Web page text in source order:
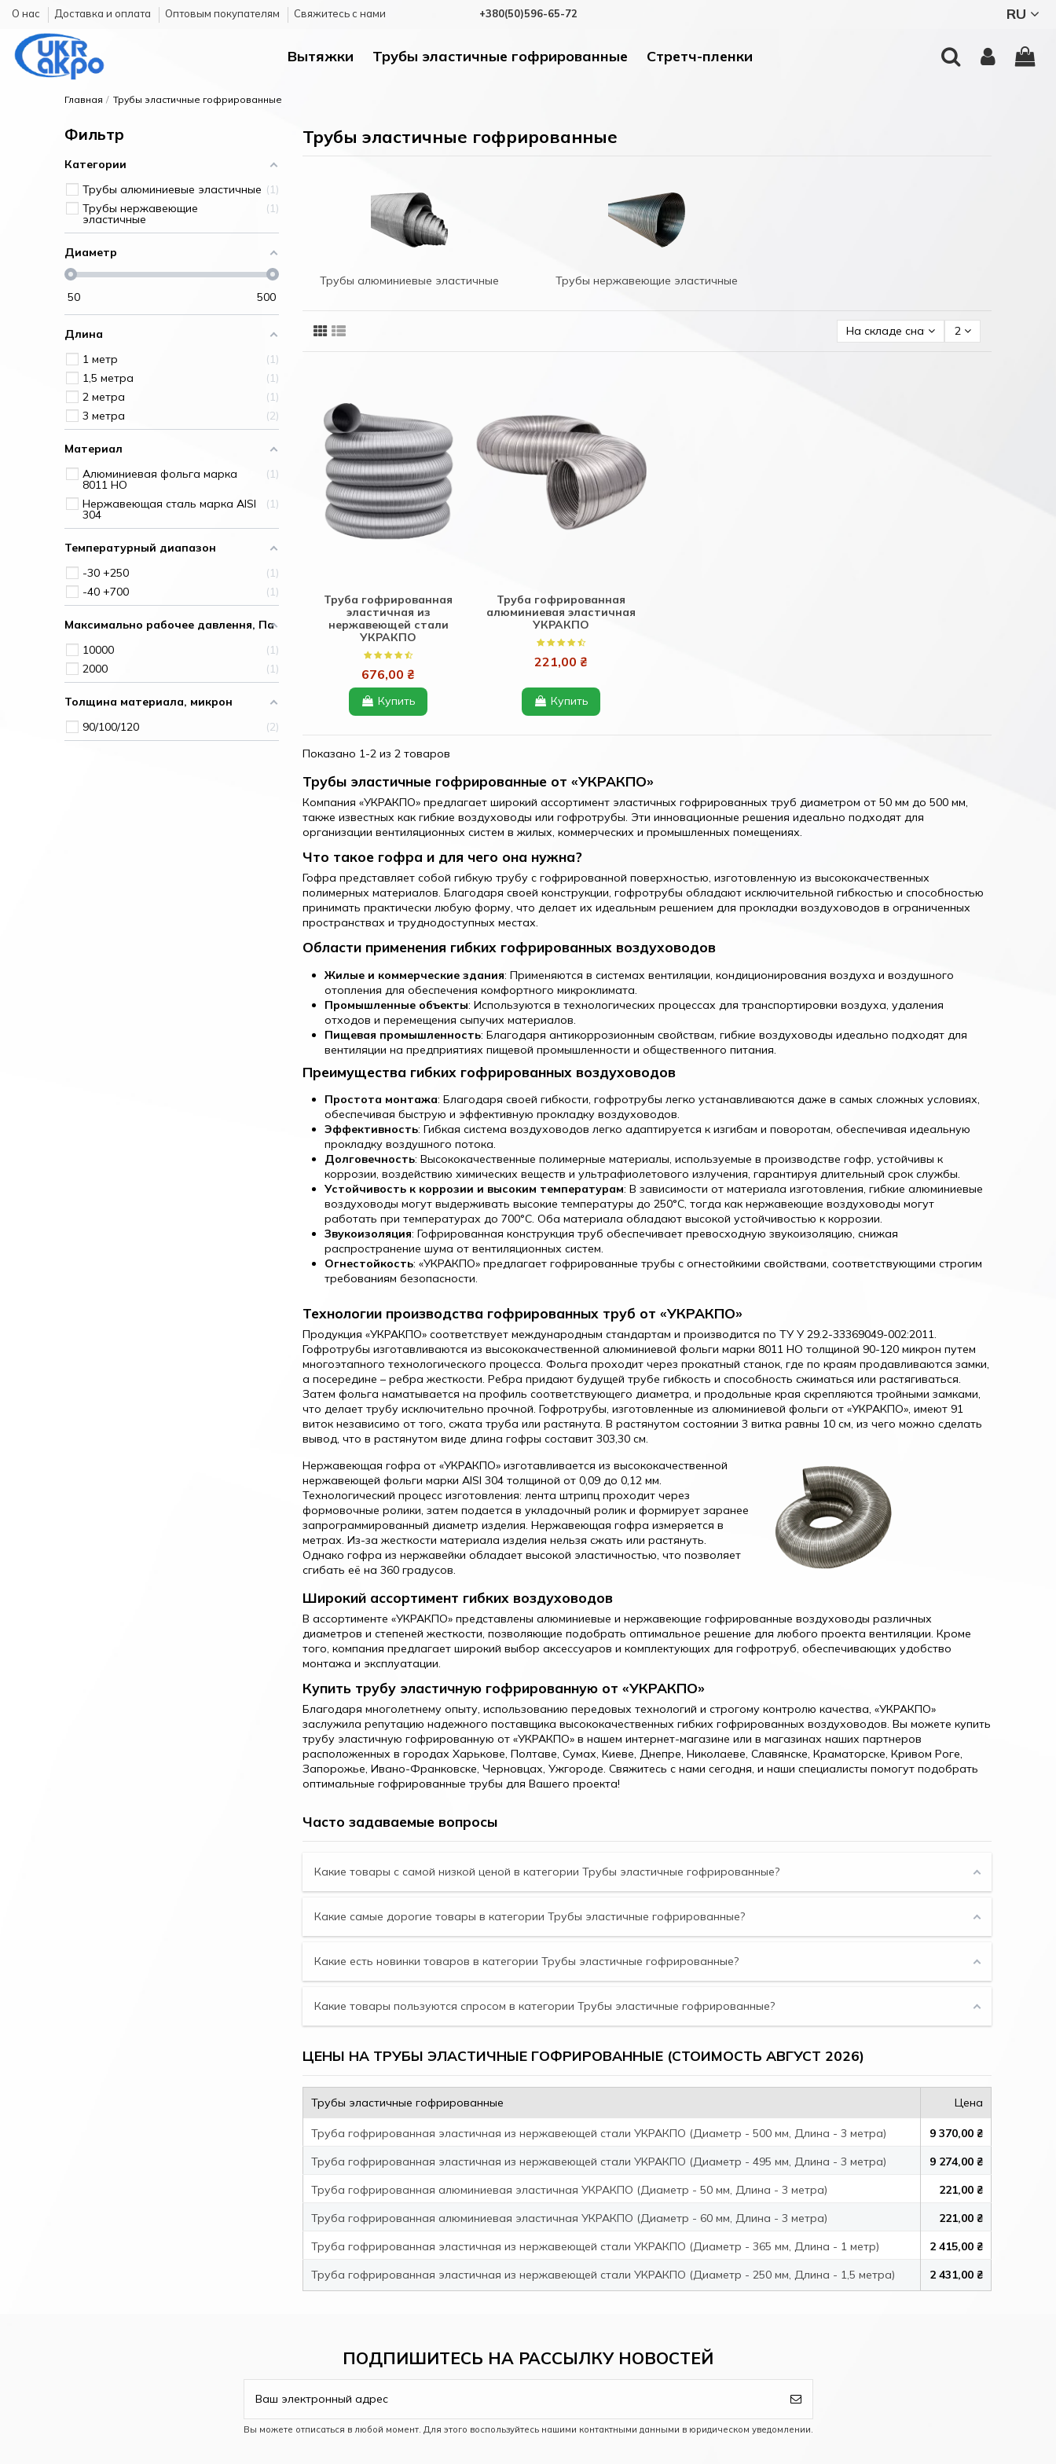
О нас Доставка и оплата Оптовым покупателям Cвяжитесь с нами +380(50)596-65-72 RU
Вытяжки Трубы эластичные гофрированные Стретч-пленки
Главная Трубы эластичные гофрированные
Трубы эластичные гофрированные
Трубы алюминиевые эластичные Трубы нержавеющие эластичные
На складе сначала 2
Труба гофрированная
эластичная из
нержавеющей стали
УКРАКПО
676,00 ₴
Купить
Труба гофрированная
алюминиевая эластичная
УКРАКПО
221,00 ₴
Купить
Показано 1-2 из 2 товаров
Трубы эластичные гофрированные от «УКРАКПО»
Компания «УКРАКПО» предлагает широкий ассортимент эластичных гофрированных труб диаметром от 50 мм до 500 мм,
также известных как гибкие воздуховоды или гофротрубы. Эти инновационные решения идеально подходят для
организации вентиляционных систем в жилых, коммерческих и промышленных помещениях.
Что такое гофра и для чего она нужна?
Гофра представляет собой гибкую трубу с гофрированной поверхностью, изготовленную из высококачественных
полимерных материалов. Благодаря своей конструкции, гофротрубы обладают исключительной гибкостью и способностью
принимать практически любую форму, что делает их идеальным решением для прокладки воздуховодов в ограниченных
пространствах и труднодоступных местах.
Области применения гибких гофрированных воздуховодов
Жилые и коммерческие здания: Применяются в системах вентиляции, кондиционирования воздуха и воздушного
отопления для обеспечения комфортного микроклимата.
Промышленные объекты: Используются в технологических процессах для транспортировки воздуха, удаления
отходов и перемещения сыпучих материалов.
Пищевая промышленность: Благодаря антикоррозионным свойствам, гибкие воздуховоды идеально подходят для
вентиляции на предприятиях пищевой промышленности и общественного питания.
Преимущества гибких гофрированных воздуховодов
Простота монтажа: Благодаря своей гибкости, гофротрубы легко устанавливаются даже в самых сложных условиях,
обеспечивая быструю и эффективную прокладку воздуховодов.
Эффективность: Гибкая система воздуховодов легко адаптируется к изгибам и поворотам, обеспечивая идеальную
прокладку воздушного потока.
Долговечность: Высококачественные полимерные материалы, используемые в производстве гофр, устойчивы к
коррозии, воздействию химических веществ и ультрафиолетового излучения, гарантируя длительный срок службы.
Устойчивость к коррозии и высоким температурам: В зависимости от материала изготовления, гибкие алюминиевые
воздуховоды могут выдерживать высокие температуры до 250°C, тогда как нержавеющие воздуховоды могут
работать при температурах до 700°C. Оба материала обладают высокой устойчивостью к коррозии.
Звукоизоляция: Гофрированная конструкция труб обеспечивает превосходную звукоизоляцию, снижая
распространение шума от вентиляционных систем.
Огнестойкость: «УКРАКПО» предлагает гофрированные трубы с огнестойкими свойствами, соответствующими строгим
требованиям безопасности.
Технологии производства гофрированных труб от «УКРАКПО»
Продукция «УКРАКПО» соответствует международным стандартам и производится по ТУ У 29.2-33369049-002:2011.
Гофротрубы изготавливаются из высококачественной алюминиевой фольги марки 8011 HO толщиной 90-120 микрон путем
многоэтапного технологического процесса. Фольга проходит через прокатный станок, где по краям продавливаются замки,
а посередине – ребра жесткости. Ребра придают будущей трубе гибкость и способность сжиматься или растягиваться.
Затем фольга наматывается на профиль соответствующего диаметра, и продольные края скрепляются тройными замками,
что делает трубу исключительно прочной. Гофротрубы, изготовленные из алюминиевой фольги от «УКРАКПО», имеют 91
виток независимо от того, сжата труба или растянута. В растянутом состоянии 3 витка равны 10 см, из чего можно сделать
вывод, что в растянутом виде длина гофры составит 303,30 см.
Нержавеющая гофра от «УКРАКПО» изготавливается из высококачественной
нержавеющей фольги марки AISI 304 толщиной от 0,09 до 0,12 мм.
Технологический процесс изготовления: лента штрипц проходит через
формовочные ролики, затем подается в укладочный ролик и формирует заранее
запрограммированный диаметр изделия. Нержавеющая гофра измеряется в
метрах. Из-за жесткости материала изделия нельзя сжать или растянуть.
Однако гофра из нержавейки обладает высокой эластичностью, что позволяет
сгибать её на 360 градусов.
Широкий ассортимент гибких воздуховодов
В ассортименте «УКРАКПО» представлены алюминиевые и нержавеющие гофрированные воздуховоды различных
диаметров и степеней жесткости, позволяющие подобрать оптимальное решение для любого проекта вентиляции. Кроме
того, компания предлагает широкий выбор аксессуаров и комплектующих для гофротруб, обеспечивающих удобство
монтажа и эксплуатации.
Купить трубу эластичную гофрированную от «УКРАКПО»
Благодаря многолетнему опыту, использованию передовых технологий и строгому контролю качества, «УКРАКПО»
заслужила репутацию надежного поставщика высококачественных гибких гофрированных воздуховодов. Вы можете купить
трубу эластичную гофрированную от «УКРАКПО» в нашем интернет-магазине или в магазинах наших партнеров
расположенных в городах Харькове, Полтаве, Сумах, Киеве, Днепре, Николаеве, Славянске, Краматорске, Кривом Роге,
Запорожье, Ивано-Франковске, Черновцах, Ужгороде. Свяжитесь с нами сегодня, и наши специалисты помогут подобрать
оптимальные гофрированные трубы для Вашего проекта!
Часто задаваемые вопросы
Какие товары с самой низкой ценой в категории Трубы эластичные гофрированные?
Какие самые дорогие товары в категории Трубы эластичные гофрированные?
Какие есть новинки товаров в категории Трубы эластичные гофрированные?
Какие товары пользуются спросом в категории Трубы эластичные гофрированные?
ЦЕНЫ НА ТРУБЫ ЭЛАСТИЧНЫЕ ГОФРИРОВАННЫЕ (СТОИМОСТЬ АВГУСТ 2026)
Трубы эластичные гофрированные Цена
Труба гофрированная эластичная из нержавеющей стали УКРАКПО (Диаметр - 500 мм, Длина - 3 метра)
9 370,00 ₴
Труба гофрированная эластичная из нержавеющей стали УКРАКПО (Диаметр - 495 мм, Длина - 3 метра)
9 274,00 ₴
Труба гофрированная алюминиевая эластичная УКРАКПО (Диаметр - 50 мм, Длина - 3 метра)
221,00 ₴
Труба гофрированная алюминиевая эластичная УКРАКПО (Диаметр - 60 мм, Длина - 3 метра)
221,00 ₴
Труба гофрированная эластичная из нержавеющей стали УКРАКПО (Диаметр - 365 мм, Длина - 1 метр)
2 415,00 ₴
Труба гофрированная эластичная из нержавеющей стали УКРАКПО (Диаметр - 250 мм, Длина - 1,5 метра)
2 431,00 ₴
Фильтр
Категории
Трубы алюминиевые эластичные
1
Трубы нержавеющие
эластичные
1
Диаметр
50 500
Длина
1 метр
1
1,5 метра
1
2 метра
1
3 метра
2
Материал
Алюминиевая фольга марка
8011 HO
1
Нержавеющая сталь марка AISI
304
1
Температурный диапазон
-30 +250
1
-40 +700
1
Максимально рабочее давлення, Па
10000
1
2000
1
Толщина материала, микрон
90/100/120
2
ПОДПИШИТЕСЬ НА РАССЫЛКУ НОВОСТЕЙ
Вы можете отписаться в любой момент. Для этого воспользуйтесь нашими контактными данными в юридическом уведомлении.